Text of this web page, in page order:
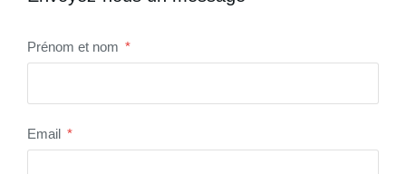
Prénom et nom
Email